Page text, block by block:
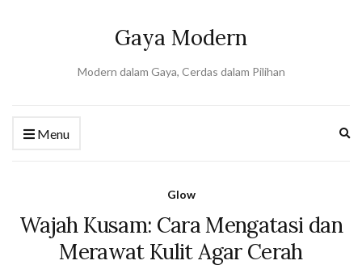
Gaya Modern
Modern dalam Gaya, Cerdas dalam Pilihan
Menu
Glow
Wajah Kusam: Cara Mengatasi dan
Merawat Kulit Agar Cerah